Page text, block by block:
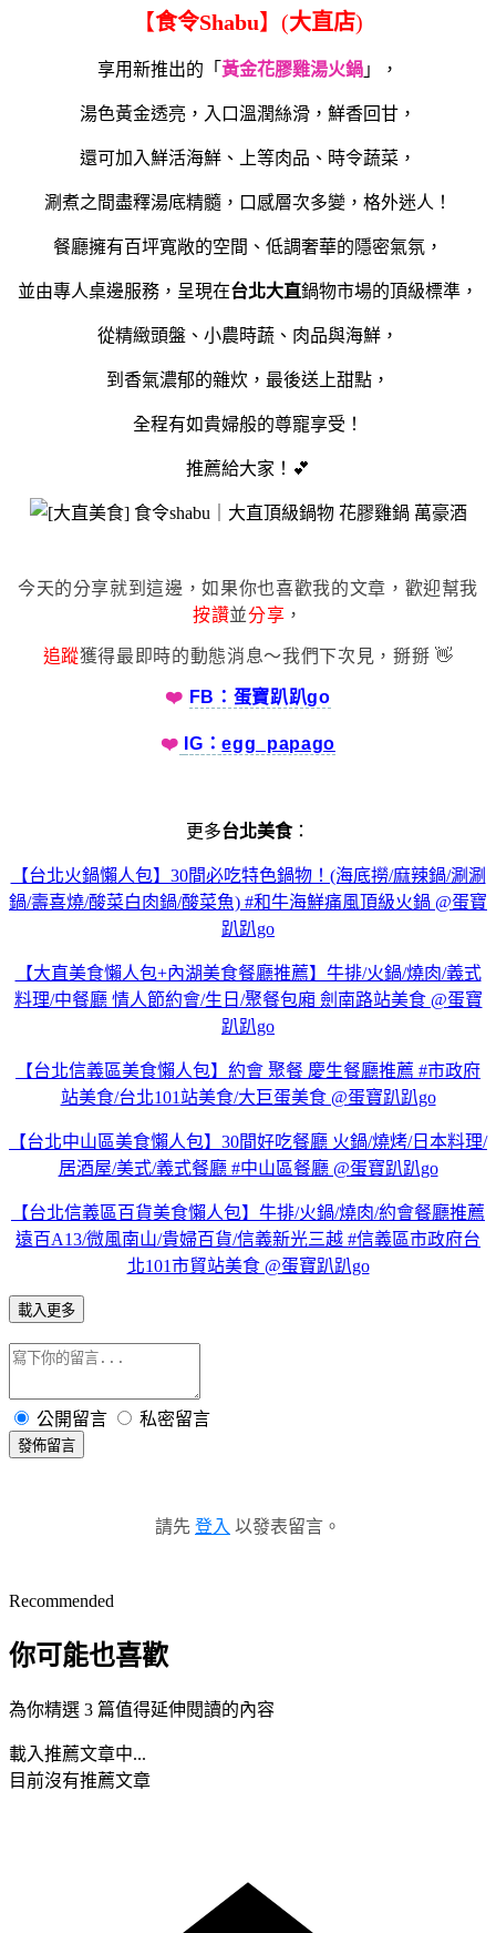
【食令Shabu】(大直店)
享用新推出的「 黃金花膠雞湯火鍋 」，
湯色黃金透亮，入口溫潤絲滑，鮮香回甘，
還可加入鮮活海鮮、上等肉品、時令蔬菜，
涮煮之間盡釋湯底精髓，口感層次多變，格外迷人！
餐廳擁有百坪寬敞的空間、低調奢華的隱密氣氛，
並由專人桌邊服務，呈現在台北大直鍋物市場的頂級標準，
從精緻頭盤、小農時蔬、肉品與海鮮，
到香氣濃郁的雜炊，最後送上甜點，
全程有如貴婦般的尊寵享受！
推薦給大家！💕
今天的分享就到這邊，如果你也喜歡我的文章，歡迎幫我
按讚並分享 ，
追蹤獲得最即時的動態消息～我們下次見，掰掰 👋
❤️ FB：蛋寶趴趴go
❤️ IG：egg_papago
更多台北美食：
【台北火鍋懶人包】30間必吃特色鍋物！(海底撈/麻辣鍋/涮涮
鍋/壽喜燒/酸菜白肉鍋/酸菜魚) #和牛海鮮痛風頂級火鍋 @蛋寶
趴趴go
【大直美食懶人包+內湖美食餐廳推薦】牛排/火鍋/燒肉/義式
料理/中餐廳 情人節約會/生日/聚餐包廂 劍南路站美食 @蛋寶
趴趴go
【台北信義區美食懶人包】約會 聚餐 慶生餐廳推薦 #市政府
站美食/台北101站美食/大巨蛋美食 @蛋寶趴趴go
【台北中山區美食懶人包】30間好吃餐廳 火鍋/燒烤/日本料理/
居酒屋/美式/義式餐廳 #中山區餐廳 @蛋寶趴趴go
【台北信義區百貨美食懶人包】牛排/火鍋/燒肉/約會餐廳推薦
遠百A13/微風南山/貴婦百貨/信義新光三越 #信義區市政府台
北101市貿站美食 @蛋寶趴趴go
載入更多
公開留言 私密留言
發佈留言
請先 登入 以發表留言。
Recommended
你可能也喜歡
為你精選 3 篇值得延伸閱讀的內容
載入推薦文章中...
目前沒有推薦文章